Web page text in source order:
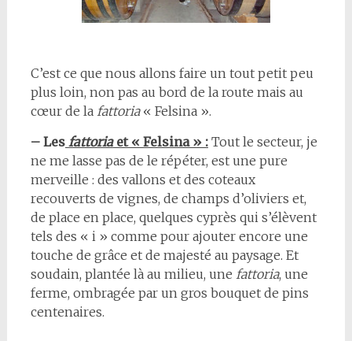
C’est ce que nous allons faire un tout petit peu
plus loin, non pas au bord de la route mais au
cœur de la fattoria« Felsina ».
– Les fattoriaet « Felsina » : Tout le secteur, je
ne me lasse pas de le répéter, est une pure
merveille : des vallons et des coteaux
recouverts de vignes, de champs d’oliviers et,
de place en place, quelques cyprès qui s’élèvent
tels des « i » comme pour ajouter encore une
touche de grâce et de majesté au paysage. Et
soudain, plantée là au milieu, une fattoria, une
ferme, ombragée par un gros bouquet de pins
centenaires.